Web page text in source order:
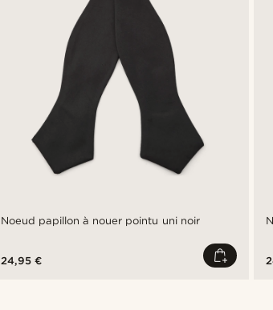
Noeud papillon à nouer pointu uni noir
24,95 €